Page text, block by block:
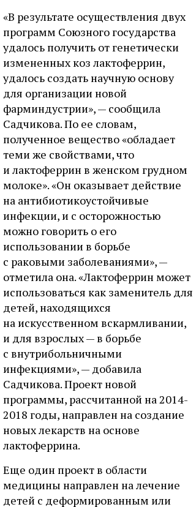
«В результате осуществления двух
программ Союзного государства
удалось получить от генетически
измененных коз лактоферрин,
удалось создать научную основу
для организации новой
фарминдустрии», — сообщила
Садчикова. По ее словам,
полученное вещество «обладает
теми же свойствами, что
и лактоферрин в женском грудном
молоке». «Он оказывает действие
на антибиотикоустойчивые
инфекции, и с осторожностью
можно говорить о его
использовании в борьбе
с раковыми заболеваниями», —
отметила она. «Лактоферрин может
использоваться как заменитель для
детей, находящихся
на искусственном вскармливании,
и для взрослых — в борьбе
с внутрибольничными
инфекциями», — добавила
Садчикова. Проект новой
программы, рассчитанной на 2014-
2018 годы, направлен на создание
новых лекарств на основе
лактоферрина.
Еще один проект в области
медицины направлен на лечение
детей с деформированным или